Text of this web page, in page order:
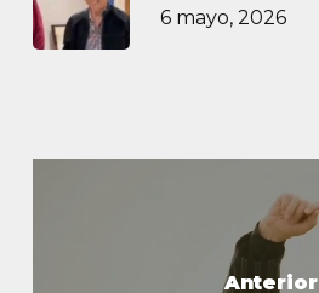
6 mayo, 2026
Anterior